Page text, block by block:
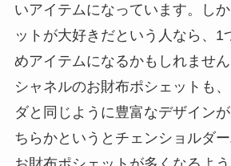
いアイテムになっています。し
ットが大好きだという人なら、1
めアイテムになるかもしれません
シャネルのお財布ポシェットも
ダと同じように豊富なデザイン
ちらかというとチェンショルダ